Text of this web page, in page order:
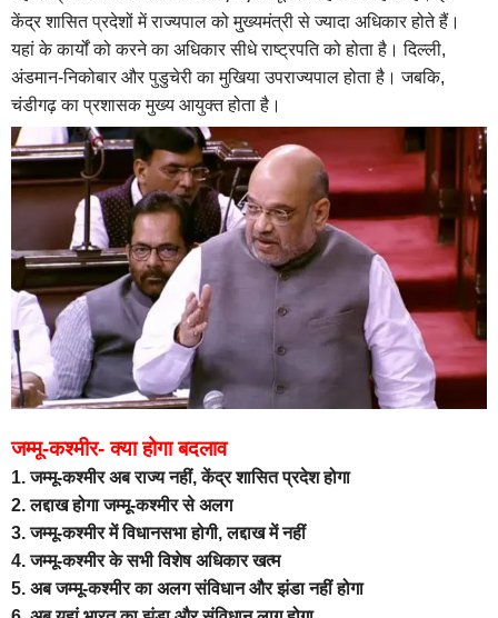
केंद्र शासित प्रदेशों में राज्यपाल को मु्ख्यमंत्री से ज्यादा अधिकार होते हैं।
यहां के कार्यों को करने का अधिकार सीधे राष्ट्रपति को होता है। दिल्ली,
अंडमान-निकोबार और पुडुचेरी का मुखिया उपराज्यपाल होता है। जबकि,
चंडीगढ़ का प्रशासक मुख्य आयुक्त होता है।
जम्मू-कश्मीर- क्या होगा बदलाव
1. जम्मू-कश्मीर अब राज्य नहीं, केंद्र शासित प्रदेश होगा
2. लद्दाख होगा जम्मू-कश्मीर से अलग
3. जम्मू-कश्मीर में विधानसभा होगी, लद्दाख में नहीं
4. जम्मू-कश्मीर के सभी विशेष अधिकार खत्म
5. अब जम्मू-कश्मीर का अलग संविधान और झंडा नहीं होगा